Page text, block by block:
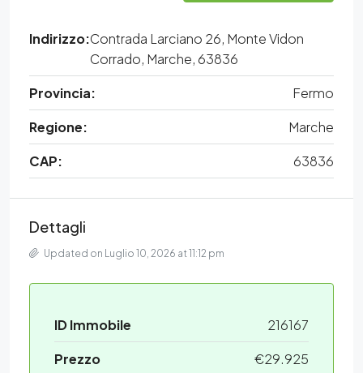
Indirizzo:Contrada Larciano 26, Monte Vidon
Corrado, Marche, 63836
Provincia:
Fermo
Regione:
Marche
CAP:
63836
Dettagli
Updated on Luglio 10, 2026 at 11:12 pm
ID Immobile
216167
Prezzo
€29.925